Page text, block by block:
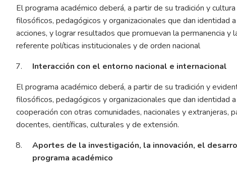
El programa académico deberá, a partir de su tradición y
filosóficos, pedagógicos y organizacionales que dan identidad
acciones, y lograr resultados que promuevan la permanencia
referente políticas institucionales y de orden nacional
Interacción con el entorno nacional e internacional
El programa académico deberá, a partir de su tradición y
filosóficos, pedagógicos y organizacionales que dan identidad
cooperación con otras comunidades, nacionales y extranjeras,
docentes, científicas, culturales y de extensión.
Aportes de la investigación, la innovación, el
programa académico